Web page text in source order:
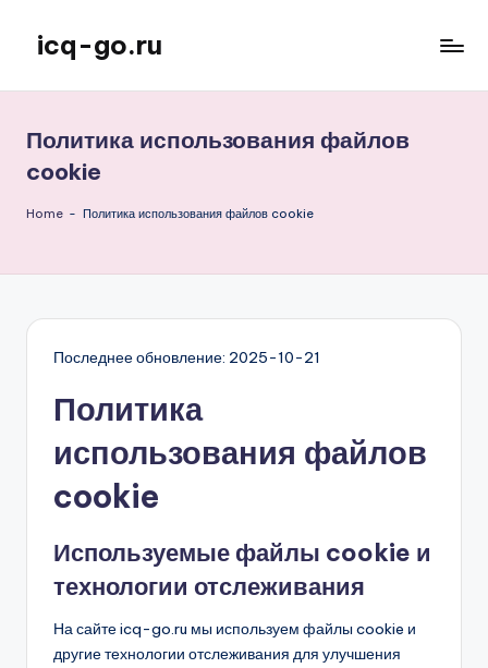
content
icq-go.ru
Политика использования файлов
cookie
Home - Политика использования файлов cookie
Последнее обновление: 2025-10-21
Политика
использования файлов
cookie
Используемые файлы cookie и
технологии отслеживания
На сайте icq-go.ru мы используем файлы cookie и
другие технологии отслеживания для улучшения